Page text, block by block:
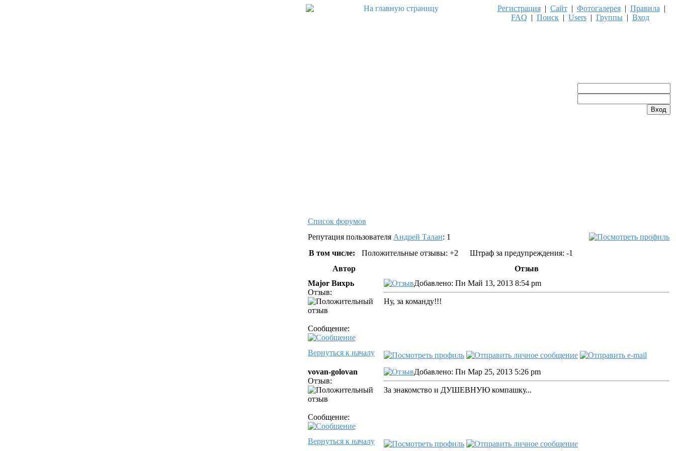
Регистрация| Сайт| Фотогалерея| Правила |
FAQ | Поиск | Users | Группы | Вход
Список форумов
Репутация пользователя Андрей Талан: 1
В том числе:
Положительные отзывы: +2
Штраф за предупреждения: -1
Автор
Отзыв
Major Вихрь
Отзыв:
Сообщение:
Добавлено: Пн Май 13, 2013 8:54 pm
Ну, за команду!!!
Вернуться к началу
vovan-golovan
Отзыв:
Сообщение:
Добавлено: Пн Мар 25, 2013 5:26 pm
За знакомство и ДУШЕВНУЮ компашку...
Вернуться к началу